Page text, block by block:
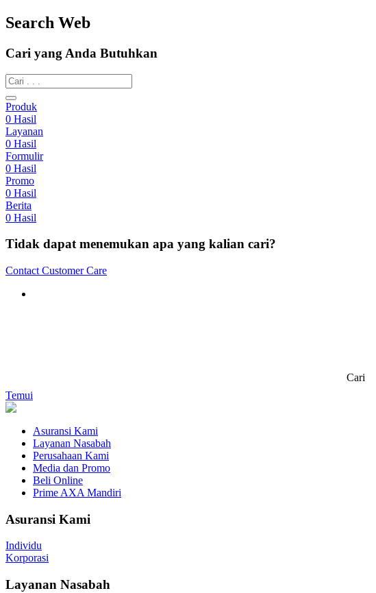
Search Web
Cari yang Anda Butuhkan
Produk
0 Hasil
Layanan
0 Hasil
Formulir
0 Hasil
Promo
0 Hasil
Berita
0 Hasil
Tidak dapat menemukan apa yang kalian cari?
Contact Customer Care
Cari
Temui
Asuransi Kami
Layanan Nasabah
Perusahaan Kami
Media dan Promo
Beli Online
Prime AXA Mandiri
Asuransi Kami
Individu
Korporasi
Layanan Nasabah